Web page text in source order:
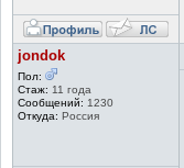
jondok
Пол:
Стаж: 11 года
Сообщений: 1230
Откуда: Россия